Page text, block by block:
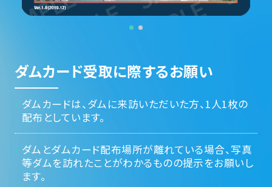
ダムカード受取に際するお願い
ダムカードは、ダムに来訪いただいた方、1人1枚の
配布としています。
ダムとダムカード配布場所が離れている場合、写真
等ダムを訪れたことがわかるものの提示をお願いし
ます。